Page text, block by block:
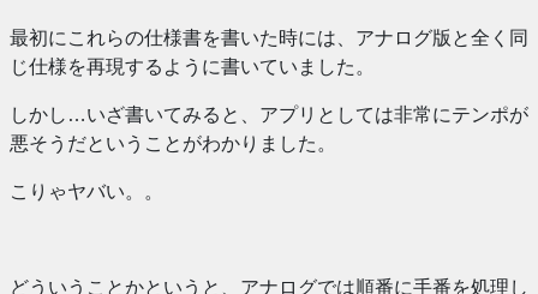
最初にこれらの仕様書を書いた時には、アナログ版と全く同
じ仕様を再現するように書いていました。
しかし…いざ書いてみると、アプリとしては非常にテンポが
悪そうだということがわかりました。
こりゃヤバい。。
どういうことかというと、アナログでは順番に手番を処理し